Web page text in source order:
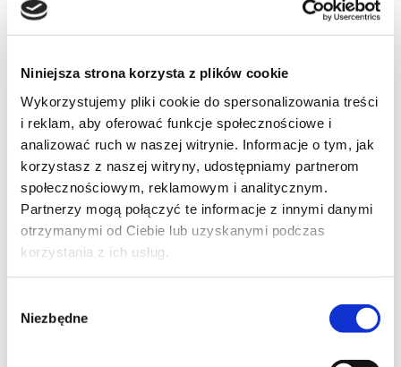
Niniejsza strona korzysta z plików cookie
Wykorzystujemy pliki cookie do spersonalizowania treści
i reklam, aby oferować funkcje społecznościowe i
analizować ruch w naszej witrynie. Informacje o tym, jak
korzystasz z naszej witryny, udostępniamy partnerom
społecznościowym, reklamowym i analitycznym.
Partnerzy mogą połączyć te informacje z innymi danymi
otrzymanymi od Ciebie lub uzyskanymi podczas
korzystania z ich usług.
zgody
Niezbędne
Wykładowcy
Agata Kwiatkowska Prowadzenie ośrodka,Rozwój OSK
Vademecum Wykładowcy
2 grudnia 2024
Vademecum Wykładowcy to profesjonalne narzędzie
wspierające prowadzenie zajęć teoretycznych w
ośrodkach szkolenia kierowców. Oferuje kompleksowy
materiał do nauki zgodny z programem szkolenia
określonym w Rozporządzeniu…Czytaj dalej »